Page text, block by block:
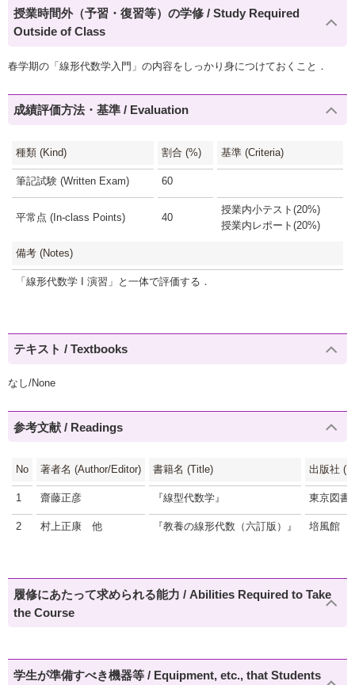
授業時間外（予習・復習等）の学修 / Study Required
Outside of Class
春学期の「線形代数学入門」の内容をしっかり身につけておくこと．
成績評価方法・基準 / Evaluation
種類 (Kind) 割合 (%) 基準 (Criteria)
筆記試験 (Written Exam) 60
平常点 (In-class Points) 40
授業内小テスト(20%)
授業内レポート(20%)
備考 (Notes)
「線形代数学 I 演習」と一体で評価する．
テキスト / Textbooks
なし/None
参考文献 / Readings
No 著者名 (Author/Editor) 書籍名 (Title) 出版社
1 齋藤正彦 『線型代数学』 東京図書
2 村上正康 他 『教養の線形代数（六訂版）』 培風館
履修にあたって求められる能力 / Abilities Required to Take
the Course
学生が準備すべき機器等 / Equipment, etc., that Students